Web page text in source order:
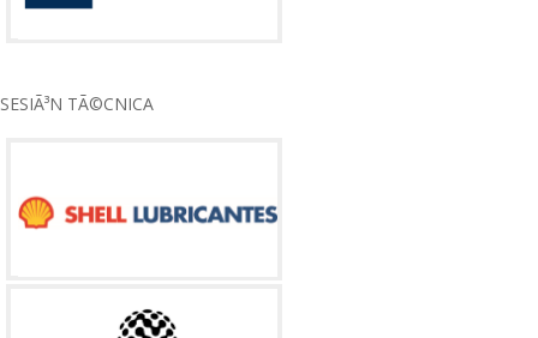
SESIÃ³N TÃ©CNICA